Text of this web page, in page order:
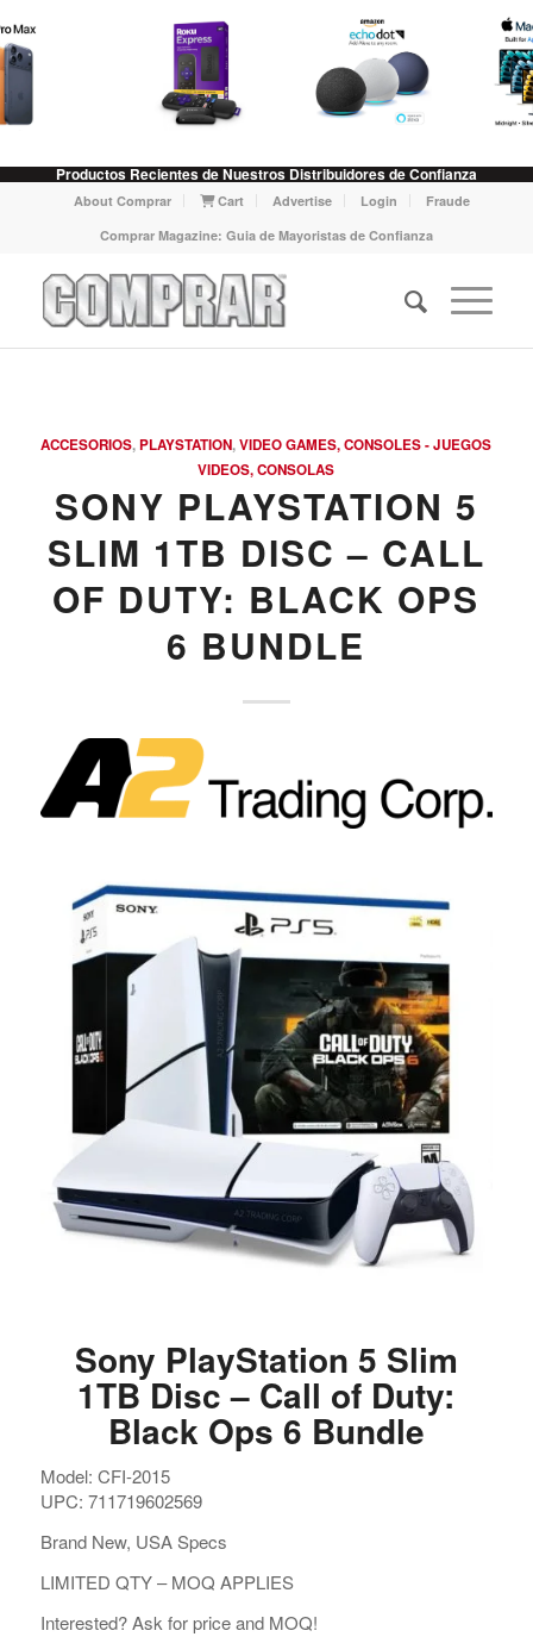
Productos Recientes de Nuestros Distribuidores de Confianza
About Comprar Cart Advertise Login
Fraude
Comprar Magazine: Guia de Mayoristas de Confianza
ACCESORIOS,PLAYSTATION,VIDEO GAMES, CONSOLES - JUEGOS
VIDEOS, CONSOLAS
SONY PLAYSTATION 5
SLIM 1TB DISC – CALL
OF DUTY: BLACK OPS
6 BUNDLE
Sony PlayStation 5 Slim
1TB Disc – Call of Duty:
Black Ops 6 Bundle
Model: CFI-2015
UPC: 711719602569
Brand New, USA Specs
LIMITED QTY – MOQ APPLIES
Interested? Ask for price and MOQ!